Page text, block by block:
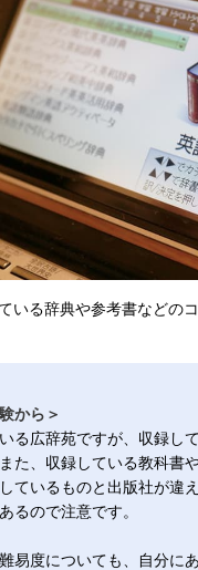
いる辞典や参考書などの
から＞
る広辞苑ですが、収録し
た、収録している教科書
ているものと出版社が違
るので注意です。
易度についても、自分に